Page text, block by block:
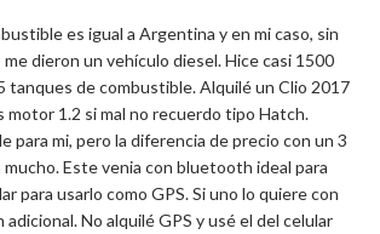
es igual a Argentina y en mi caso, sin
dieron un vehículo diesel. Hice casi 1500
tanques de combustible. Alquilé un Clio 2017
motor 1.2 si mal no recuerdo tipo Hatch.
para mi, pero la diferencia de precio con un 3
Este venia con bluetooth ideal para
para usarlo como GPS. Si uno lo quiere con
adicional. No alquilé GPS y usé el del celular